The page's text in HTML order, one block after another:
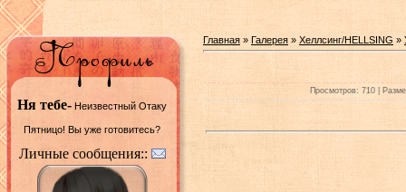
Ня тебе- Неизвестный Отаку
Пятницо! Вы уже готовитесь?
Личные сообщения::
Главная » Галерея » Хеллсинг/HELLSING »
Просмотров: 710 |